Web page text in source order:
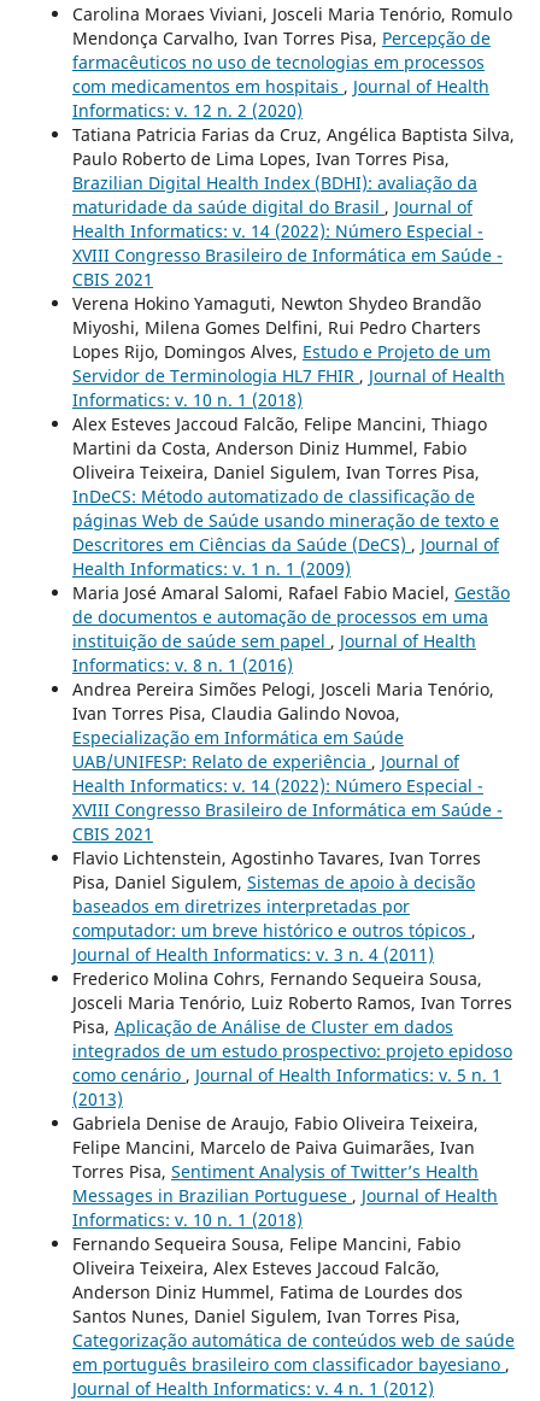
Carolina Moraes Viviani, Josceli Maria Tenório, Romulo
Mendonça Carvalho, Ivan Torres Pisa, Percepção de
farmacêuticos no uso de tecnologias em processos
com medicamentos em hospitais , Journal of Health
Informatics: v. 12 n. 2 (2020)
Tatiana Patricia Farias da Cruz, Angélica Baptista Silva,
Paulo Roberto de Lima Lopes, Ivan Torres Pisa,
Brazilian Digital Health Index (BDHI): avaliação da
maturidade da saúde digital do Brasil , Journal of
Health Informatics: v. 14 (2022): Número Especial -
XVIII Congresso Brasileiro de Informática em Saúde -
CBIS 2021
Verena Hokino Yamaguti, Newton Shydeo Brandão
Miyoshi, Milena Gomes Delfini, Rui Pedro Charters
Lopes Rijo, Domingos Alves, Estudo e Projeto de um
Servidor de Terminologia HL7 FHIR , Journal of Health
Informatics: v. 10 n. 1 (2018)
Alex Esteves Jaccoud Falcão, Felipe Mancini, Thiago
Martini da Costa, Anderson Diniz Hummel, Fabio
Oliveira Teixeira, Daniel Sigulem, Ivan Torres Pisa,
InDeCS: Método automatizado de classificação de
páginas Web de Saúde usando mineração de texto e
Descritores em Ciências da Saúde (DeCS) , Journal of
Health Informatics: v. 1 n. 1 (2009)
Maria José Amaral Salomi, Rafael Fabio Maciel, Gestão
de documentos e automação de processos em uma
instituição de saúde sem papel , Journal of Health
Informatics: v. 8 n. 1 (2016)
Andrea Pereira Simões Pelogi, Josceli Maria Tenório,
Ivan Torres Pisa, Claudia Galindo Novoa,
Especialização em Informática em Saúde
UAB/UNIFESP: Relato de experiência , Journal of
Health Informatics: v. 14 (2022): Número Especial -
XVIII Congresso Brasileiro de Informática em Saúde -
CBIS 2021
Flavio Lichtenstein, Agostinho Tavares, Ivan Torres
Pisa, Daniel Sigulem, Sistemas de apoio à decisão
baseados em diretrizes interpretadas por
computador: um breve histórico e outros tópicos ,
Journal of Health Informatics: v. 3 n. 4 (2011)
Frederico Molina Cohrs, Fernando Sequeira Sousa,
Josceli Maria Tenório, Luiz Roberto Ramos, Ivan Torres
Pisa, Aplicação de Análise de Cluster em dados
integrados de um estudo prospectivo: projeto epidoso
como cenário , Journal of Health Informatics: v. 5 n. 1
(2013)
Gabriela Denise de Araujo, Fabio Oliveira Teixeira,
Felipe Mancini, Marcelo de Paiva Guimarães, Ivan
Torres Pisa, Sentiment Analysis of Twitter’s Health
Messages in Brazilian Portuguese , Journal of Health
Informatics: v. 10 n. 1 (2018)
Fernando Sequeira Sousa, Felipe Mancini, Fabio
Oliveira Teixeira, Alex Esteves Jaccoud Falcão,
Anderson Diniz Hummel, Fatima de Lourdes dos
Santos Nunes, Daniel Sigulem, Ivan Torres Pisa,
Categorização automática de conteúdos web de saúde
em português brasileiro com classificador bayesiano ,
Journal of Health Informatics: v. 4 n. 1 (2012)